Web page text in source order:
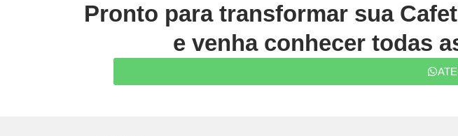
Pronto para transformar sua
e venha conhecer todas